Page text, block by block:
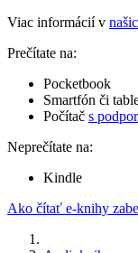
Viac informácií v
Prečítate na:
Pocketbook
Smartfón či
Počítač s
Neprečítate na:
Kindle
Ako čítať e-knihy